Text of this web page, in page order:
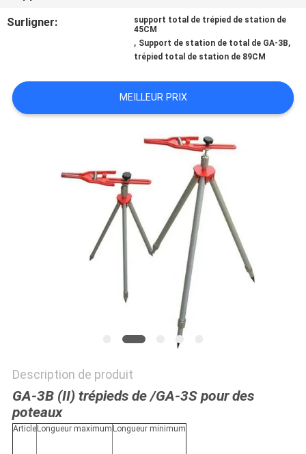
CONTACTEZ-
NOUS
CAS
Surligner:
support total de trépied de station de
45CM
, Support de station de total de GA-3B,
trépied total de station de 89CM
MEILLEUR PRIX
Description de produit
GA-3B (II) trépieds de /GA-3S pour des
poteaux
Article Longueur maximum Longueur minimum